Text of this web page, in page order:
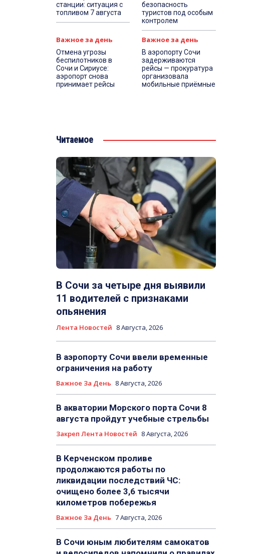
станции: ситуация с
топливом 7 августа
безопасность
туристов под особым
контролем
Важное за день
Отмена угрозы
беспилотников в
Сочи и Сириусе:
аэропорт снова
принимает рейсы
Важное за день
В аэропорту Сочи
задерживаются
рейсы — прокуратура
организовала
мобильные приёмные
Читаемое
В Сочи за четыре дня выявили
11 водителей с признаками
опьянения
Лента Новостей 8 Августа, 2026
В аэропорту Сочи ввели временные
ограничения на работу
Важное За День 8 Августа, 2026
В акватории Морского порта Сочи 8
августа пройдут учебные стрельбы
Закреп Лента Новостей 8 Августа, 2026
В Керченском проливе
продолжаются работы по
ликвидации последствий ЧС:
очищено более 3,6 тысячи
километров побережья
Важное За День 7 Августа, 2026
В Сочи юным любителям самокатов